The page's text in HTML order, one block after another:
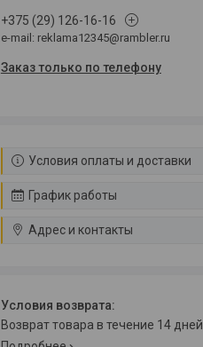
+375 (29) 126-16-16
e-mail: reklama12345@rambler.ru
Заказ только по телефону
Условия оплаты и доставки
График работы
Адрес и контакты
возврат товара в течение 14 дней